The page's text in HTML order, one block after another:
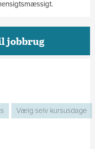
jobbrug
Vælg selv kursusdage